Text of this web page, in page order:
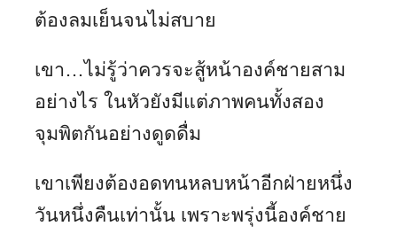
ต้องลมเย็นจนไม่สบาย
เขา…ไม่รู้ว่าควรจะสู้หน้าองค์ชายสาม
อย่างไร ในหัวยังมีแต่ภาพคนทั้งสอง
จุมพิตกันอย่างดูดดื่ม
เขาเพียงต้องอดทนหลบหน้าอีกฝ่ายหนึ่ง
วันหนึ่งคืนเท่านั้น เพราะพรุ่งนี้องค์ชาย